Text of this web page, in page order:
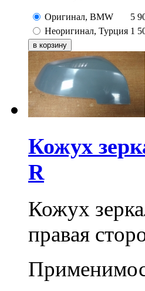
Оригинал, BMW 5
Неоригинал, Турция 1
Кожух
R
Кожух
правая